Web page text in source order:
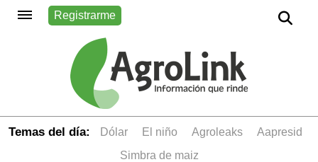
Registrarme
Temas del día: dólar el niño Agroleaks
aapresid
simbra de maiz